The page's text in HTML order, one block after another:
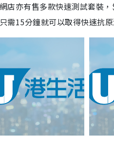
店亦有售多款快速測試套裝
需15分鐘就可以取得快速抗